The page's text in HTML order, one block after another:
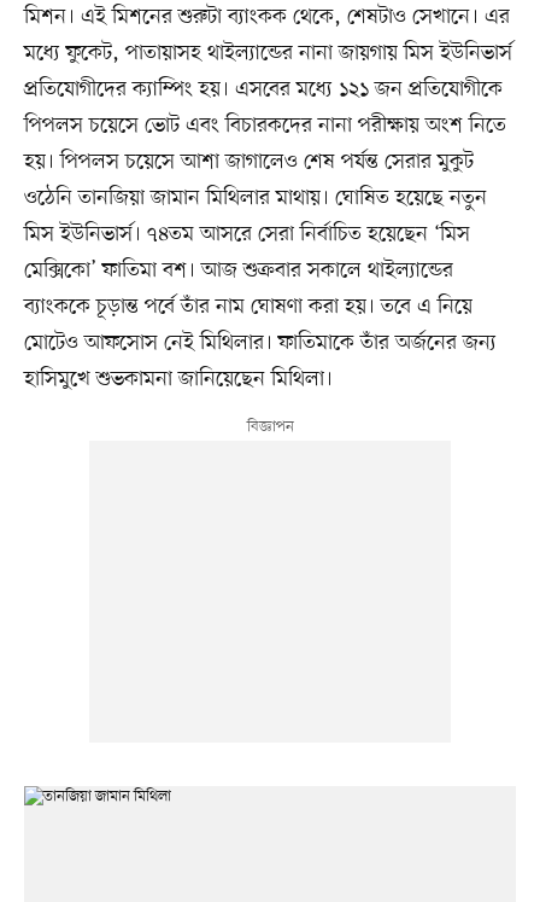
মিশন। এই মিশনের শুরুটা ব্যাংকক থেকে, শেষটাও সেখানে। এর
মধ্যে ফুকেট, পাতায়াসহ থাইল্যান্ডের নানা জায়গায় মিস ইউনিভার্স
প্রতিযোগীদের ক্যাম্পিং হয়। এসবের মধ্যে ১২১ জন প্রতিযোগীকে
পিপলস চয়েসে ভোট এবং বিচারকদের নানা পরীক্ষায় অংশ নিতে
হয়। পিপলস চয়েসে আশা জাগালেও শেষ পর্যন্ত সেরার মুকুট
ওঠেনি তানজিয়া জামান মিথিলার মাথায়। ঘোষিত হয়েছে নতুন
মিস ইউনিভার্স। ৭৪তম আসরে সেরা নির্বাচিত হয়েছেন ‘মিস
মেক্সিকো’ ফাতিমা বশ। আজ শুক্রবার সকালে থাইল্যান্ডের
ব্যাংককে চূড়ান্ত পর্বে তাঁর নাম ঘোষণা করা হয়। তবে এ নিয়ে
মোটেও আফসোস নেই মিথিলার। ফাতিমাকে তাঁর অর্জনের জন্য
হাসিমুখে শুভকামনা জানিয়েছেন মিথিলা।